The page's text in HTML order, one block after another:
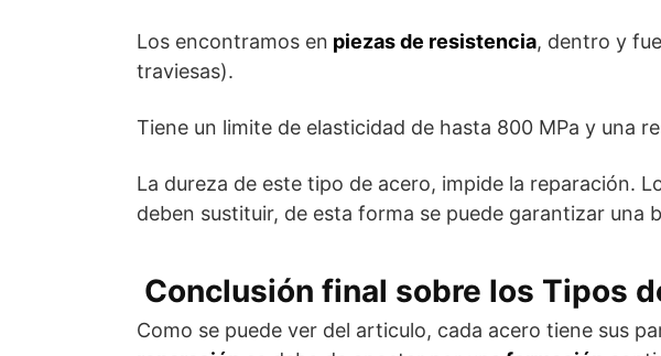
Los encontramos en piezas de resistencia, dentro y
traviesas).
Tiene un limite de elasticidad de hasta 800 MPa y una
La dureza de este tipo de acero, impide la reparación.
deben sustituir, de esta forma se puede garantizar una
Conclusión final sobre los Tipos
Como se puede ver del articulo, cada acero tiene sus